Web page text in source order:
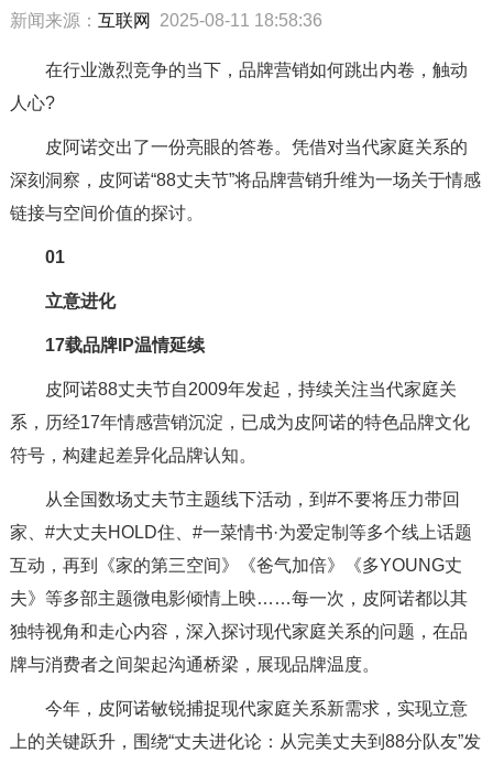
新闻来源： 互联网 2025-08-11 18:58:36
在行业激烈竞争的当下，品牌营销如何跳出内卷，触动
人心?
皮阿诺交出了一份亮眼的答卷。凭借对当代家庭关系的
深刻洞察，皮阿诺“88丈夫节”将品牌营销升维为一场关于情感
链接与空间价值的探讨。
01
立意进化
17载品牌IP温情延续
皮阿诺88丈夫节自2009年发起，持续关注当代家庭关
系，历经17年情感营销沉淀，已成为皮阿诺的特色品牌文化
符号，构建起差异化品牌认知。
从全国数场丈夫节主题线下活动，到#不要将压力带回
家、#大丈夫HOLD住、#一菜情书·为爱定制等多个线上话题
互动，再到《家的第三空间》《爸气加倍》《多YOUNG丈
夫》等多部主题微电影倾情上映……每一次，皮阿诺都以其
独特视角和走心内容，深入探讨现代家庭关系的问题，在品
牌与消费者之间架起沟通桥梁，展现品牌温度。
今年，皮阿诺敏锐捕捉现代家庭关系新需求，实现立意
上的关键跃升，围绕“丈夫进化论：从完美丈夫到88分队友”发